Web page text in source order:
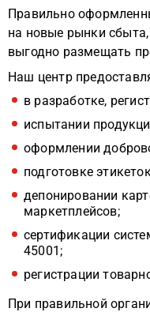
Правильно
на новые рынки сбыта,
выгодно размещать
Наш центр
в разработке,
испытании
оформлении
подготовке
депонировании
маркетплейсов;
сертификации
45001;
регистрации
При правильной